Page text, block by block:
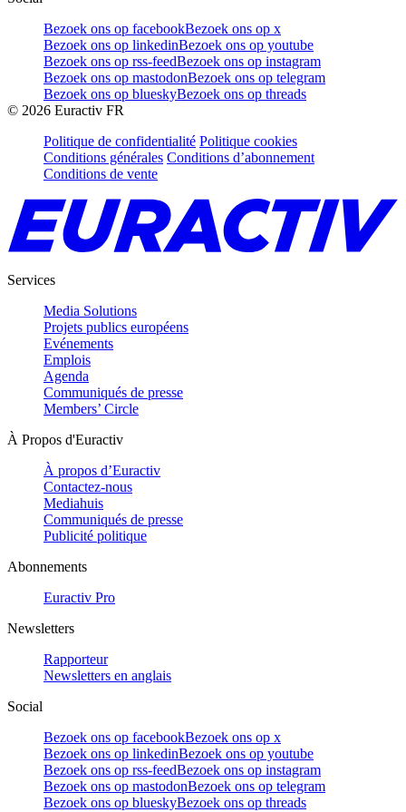
Bezoek ons op facebookBezoek ons op x
Bezoek ons op linkedinBezoek ons op youtube
Bezoek ons op rss-feedBezoek ons op instagram
Bezoek ons op mastodonBezoek ons op telegram
Bezoek ons op blueskyBezoek ons op threads
© 2026 Euractiv FR
Politique de confidentialité Politique cookies
Conditions générales Conditions d’abonnement
Conditions de vente
Services
Media Solutions
Projets publics européens
Evénements
Emplois
Agenda
Communiqués de presse
Members’ Circle
À Propos d'Euractiv
À propos d’Euractiv
Contactez-nous
Mediahuis
Communiqués de presse
Publicité politique
Abonnements
Euractiv Pro
Newsletters
Rapporteur
Newsletters en anglais
Social
Bezoek ons op facebookBezoek ons op x
Bezoek ons op linkedinBezoek ons op youtube
Bezoek ons op rss-feedBezoek ons op instagram
Bezoek ons op mastodonBezoek ons op telegram
Bezoek ons op blueskyBezoek ons op threads